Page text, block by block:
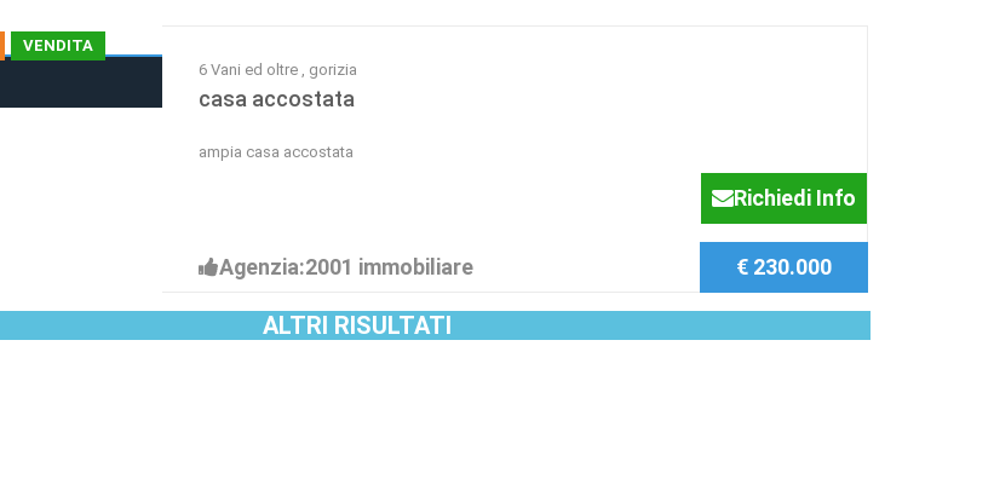
VENDITA
6 Vani ed oltre , gorizia
casa accostata
ampia casa accostata
Richiedi Info
Agenzia:2001 immobiliare € 230.000
ALTRI RISULTATI